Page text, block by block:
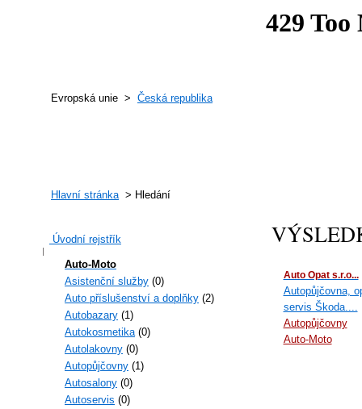
Evropská unie > Česká republika
Hlavní stránka> Hledání
Úvodní rejstřík
Auto-Moto
Asistenční služby (0)
Auto příslušenství a doplňky (2)
Autobazary (1)
Autokosmetika(0)
Autolakovny (0)
Autopůjčovny (1)
Autosalony (0)
Autoservis (0)
Auto Opat s.r.o...
Autopůjčovna,
servis Škoda....
Autopůjčovny
Auto-Moto